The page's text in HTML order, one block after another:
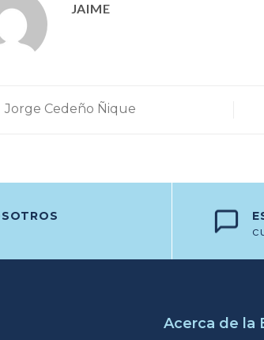
JAIME
Jorge Cedeño Ñique
Acerca de la